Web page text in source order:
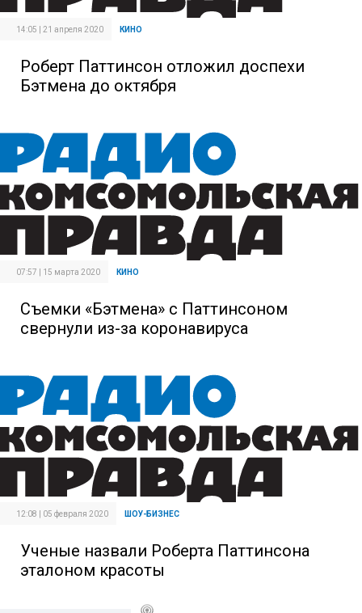
14:05 | 21 апреля 2020 КИНО
Роберт Паттинсон отложил доспехи
Бэтмена до октября
07:57 | 15 марта 2020 КИНО
Съемки «Бэтмена» с Паттинсоном
свернули из-за коронавируса
12:08 | 05 февраля 2020 ШОУ-БИЗНЕС
Ученые назвали Роберта Паттинсона
эталоном красоты